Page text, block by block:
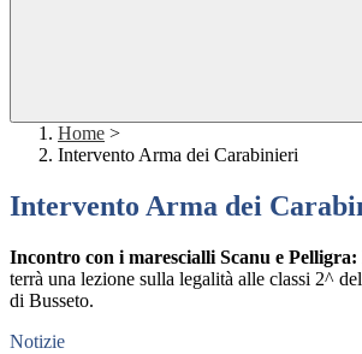
Home >
Intervento Arma dei Carabinieri
Intervento Arma dei
Incontro con i marescialli Scanu e Pelligra:
terrà una lezione sulla legalità alle classi 2^
di Busseto.
Notizie